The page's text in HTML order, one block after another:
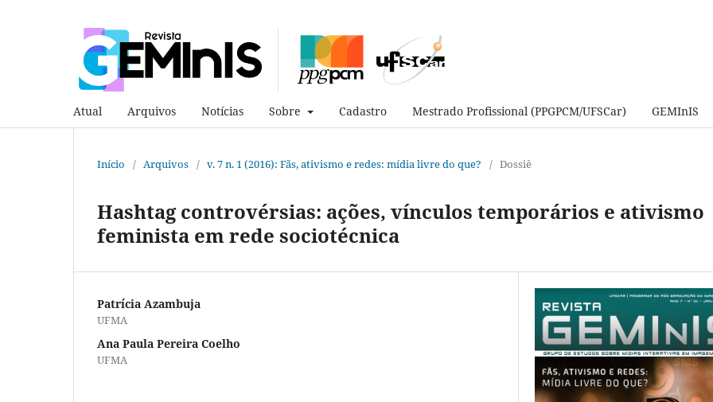
Atual Arquivos Notícias Sobre Cadastro Mestrado Profissional (PPGPCM/UFSCar) GEMInIS
Início / Arquivos / v. 7 n. 1 (2016): Fãs, ativismo e redes: mídia livre do que? / Dossiê
Hashtag controvérsias: ações, vínculos temporários e ativismo
feminista em rede sociotécnica
Patrícia Azambuja
UFMA
Ana Paula Pereira Coelho
UFMA